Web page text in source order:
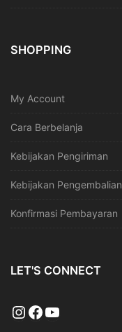
SHOPPING
My Account
Cara Berbelanja
Kebijakan Pengiriman
Kebijakan Pengembalian
Konfirmasi Pembayaran
LET'S CONNECT